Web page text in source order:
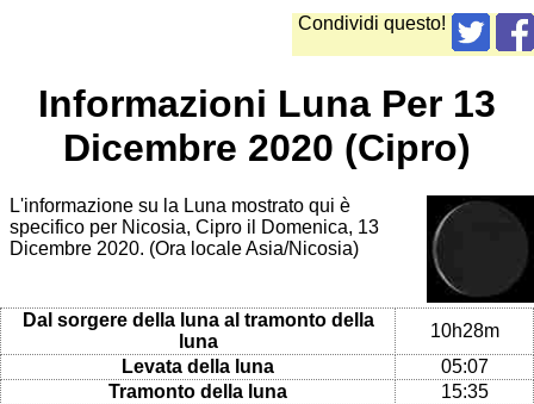
Condividi questo!
Informazioni Luna Per 13
Dicembre 2020 (Cipro)
L'informazione su la Luna mostrato qui è
specifico per Nicosia, Cipro il Domenica, 13
Dicembre 2020. (Ora locale Asia/Nicosia)
Dal sorgere della luna al tramonto della
luna
10h28m
Levata della luna
05:07
Tramonto della luna
15:35